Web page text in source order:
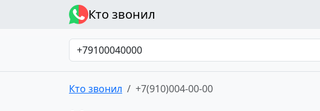
Кто звонил
Кто звонил +7(910)004-00-00